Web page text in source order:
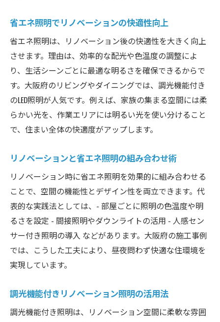
省エネ照明でリノベーションの快適性向上
省エネ照明は、リノベーション後の快適性を大きく向上
させます。理由は、効率的な配光や色温度の調整によ
り、生活シーンごとに最適な明るさを確保できるからで
す。大阪府のリビングやダイニングでは、調光機能付き
のLED照明が人気です。例えば、家族の集まる空間には柔
らかい光を、作業エリアには明るい光を使い分けること
で、住まい全体の快適度がアップします。
リノベーションと省エネ照明の組み合わせ術
リノベーション時に省エネ照明を効果的に組み合わせる
ことで、空間の機能性とデザイン性を両立できます。代
表的な実践法としては、- 部屋ごとに照明の色温度や明
るさを設定 - 間接照明やダウンライトの活用 - 人感セン
サー付き照明の導入 などがあります。大阪府の施工事例
では、こうした工夫により、昼夜問わず快適な住環境を
実現しています。
調光機能付きリノベーション照明の活用法
調光機能付き照明は、リノベーション空間に柔軟な雰囲